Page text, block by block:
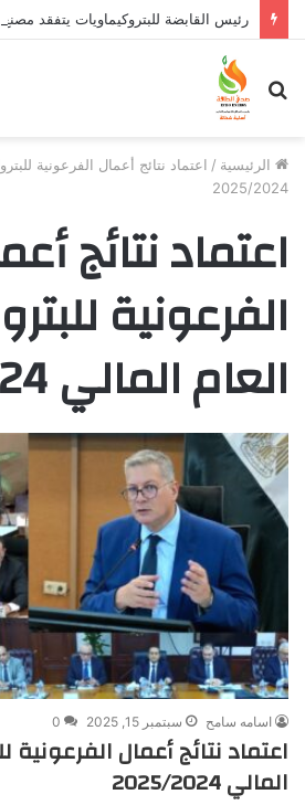
بحث
عن
الرئيسية / اعتماد نتائج أعمال الفرعونية
2025/2024
اعتماد نتائج
الفرعونية
العام المالي 2025/2024
اسامه سامح سبتمبر 15, 2025 0
اعتماد نتائج أعمال الفرعونية
المالي 2025/2024